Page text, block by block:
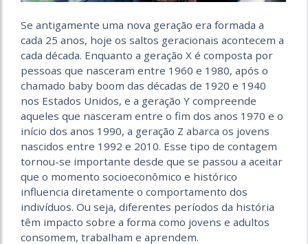
Se antigamente uma nova geração era formada a
cada 25 anos, hoje os saltos geracionais acontecem a
cada década. Enquanto a geração X é composta por
pessoas que nasceram entre 1960 e 1980, após o
chamado baby boom das décadas de 1920 e 1940
nos Estados Unidos, e a geração Y compreende
aqueles que nasceram entre o fim dos anos 1970 e o
início dos anos 1990, a geração Z abarca os jovens
nascidos entre 1992 e 2010. Esse tipo de contagem
tornou-se importante desde que se passou a aceitar
que o momento socioeconômico e histórico
influencia diretamente o comportamento dos
indivíduos. Ou seja, diferentes períodos da história
têm impacto sobre a forma como jovens e adultos
consomem, trabalham e aprendem.